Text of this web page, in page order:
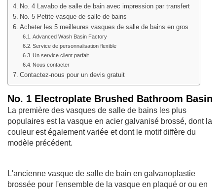
No. 4 Lavabo de salle de bain avec impression par transfert
No. 5 Petite vasque de salle de bains
Acheter les 5 meilleures vasques de salle de bains en gros
Advanced Wash Basin Factory
Service de personnalisation flexible
Un service client parfait
Nous contacter
Contactez-nous pour un devis gratuit
No. 1 Electroplate Brushed Bathroom Basin
La première des vasques de salle de bains les plus
populaires est la vasque en acier galvanisé brossé, dont la
couleur est également variée et dont le motif diffère du
modèle précédent.
L'ancienne vasque de salle de bain en galvanoplastie
brossée pour l'ensemble de la vasque en plaqué or ou en